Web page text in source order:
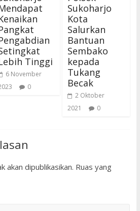
Tinggi
6 November
0
Sukoharjo
Kota
Salurkan
Bantuan
Sembako
kepada
Tukang
Becak
2 Oktober
2021
0
akan dipublikasikan. Ruas yang